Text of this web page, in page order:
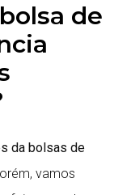
de
da bolsas de
vamos